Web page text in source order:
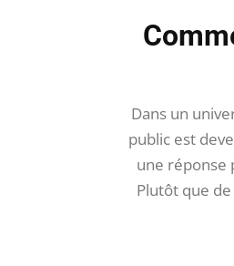
Dans un
public est
une réponse
Plutôt que